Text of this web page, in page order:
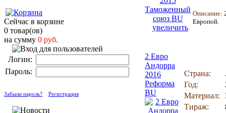
Сейчас в корзине
0 товар(ов)
на сумму 0 руб.
Логин:
Пароль:
Забыли пароль? Регистрация
увеличить
Описание:
Европой.
2 Евро
Андорра
2016
Реформа
BU
Страна:
Год:
Материал:
Тираж: